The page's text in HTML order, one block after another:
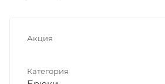
Акция
Категория